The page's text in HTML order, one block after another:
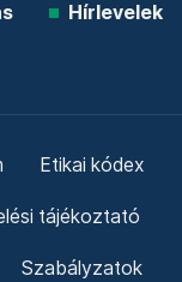
Hírlevelek
Etikai kódex
tájékoztató
Szabályzatok